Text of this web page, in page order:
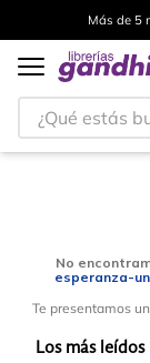
Más de 5
¿Qué estás
No
esperanza-
Te presentamos
Los más leídos